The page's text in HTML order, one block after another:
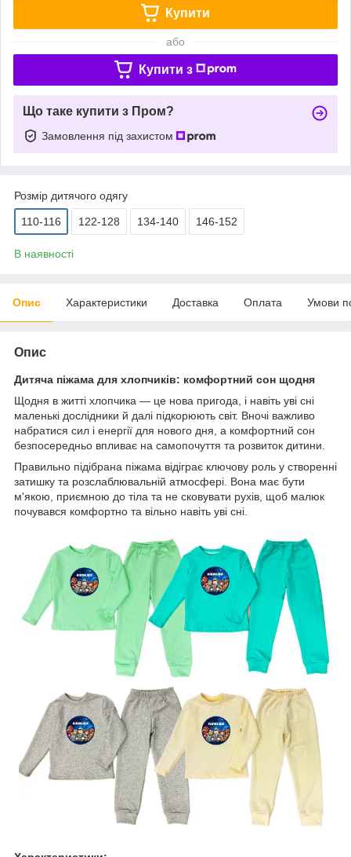
Купити
або
Купити з
Що таке купити з Пром?
Замовлення під захистом
Розмір дитячого одягу
110-116 122-128 134-140 146-152
В наявності
Опис Характеристики Доставка Оплата Умови
Опис
Дитяча піжама для хлопчиків: комфортний сон щодня
Щодня в житті хлопчика — це нова пригода, і навіть уві сні
маленькі дослідники й далі підкорюють світ. Вночі важливо
набратися сил і енергії для нового дня, а комфортний сон
безпосередньо впливає на самопочуття та розвиток дитини.
Правильно підібрана піжама відіграє ключову роль у створенні
затишку та розслаблювальній атмосфері. Вона має бути
м'якою, приємною до тіла та не сковувати рухів, щоб малюк
почувався комфортно та вільно навіть уві сні.